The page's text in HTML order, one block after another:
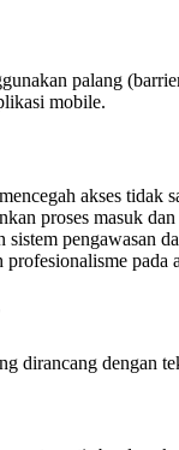
palang
mobile.
akses tidak
proses masuk
sistem pengawasan
pada
dirancang dengan